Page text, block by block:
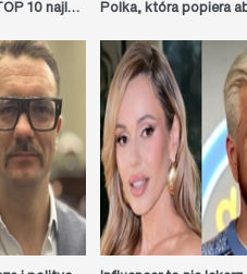
Quentin Tarantino wskazał jego TOP 10 najlepszych filmów XXI wieku